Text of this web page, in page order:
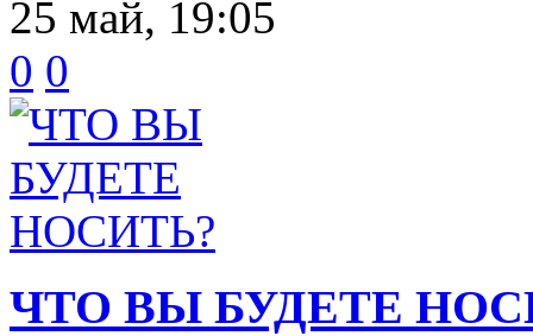
25 май, 19:05
0 0
ЧТО ВЫ БУДЕТЕ